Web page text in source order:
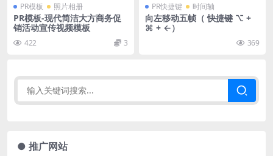
PR模板 照片相册
PR模板-现代简洁大方商务促
销活动宣传视频模板
422 3
PR快捷键 时间轴
向左移动五帧（ 快捷键 ⌥ +
⌘ + ←）
369
● 推广网站